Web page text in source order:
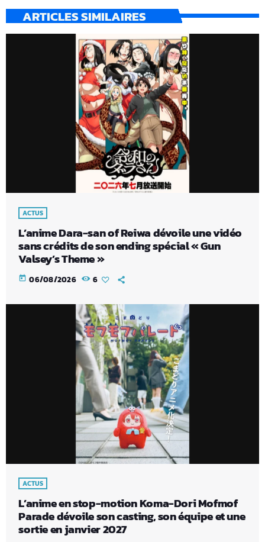
ARTICLES SIMILAIRES
ACTUS
L’anime Dara-san of Reiwa dévoile une vidéo
sans crédits de son ending spécial « Gun
Valsey’s Theme »
today 06/08/2026 6
ACTUS
L’anime en stop-motion Koma-Dori Mofmof
Parade dévoile son casting, son équipe et une
sortie en janvier 2027